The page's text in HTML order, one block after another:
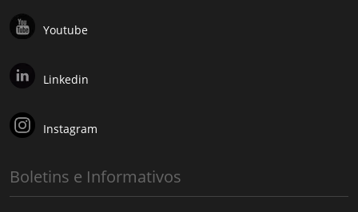
Youtube
Linkedin
Instagram
Boletins e Informativos